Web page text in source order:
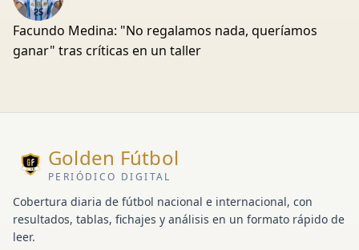
Facundo Medina: "No regalamos nada, queríamos
ganar" tras críticas en un taller
Golden Fútbol
PERIÓDICO DIGITAL
Cobertura diaria de fútbol nacional e internacional, con
resultados, tablas, fichajes y análisis en un formato rápido de
leer.